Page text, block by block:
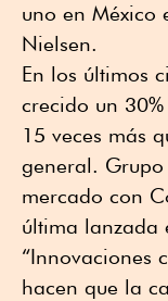
uno en México
Nielsen.
En los últimos
crecido un
15 veces más
general.
mercado con
última lanzada
“Innovaciones
hacen que la